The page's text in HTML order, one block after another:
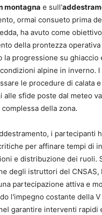
montagna e sull'
ormai consueto prima
ha avuto come
della prontezza
la progressione su ghiaccio
alpine in inverno.
le procedure di calata
alle sfide poste dal meteo
della zona.
i partecipanti
per affinare tempi di
e distribuzione dei ruoli.
degli istruttori del CNSAS,
partecipazione attiva e
l'impegno costante della
garantire interventi rapidi